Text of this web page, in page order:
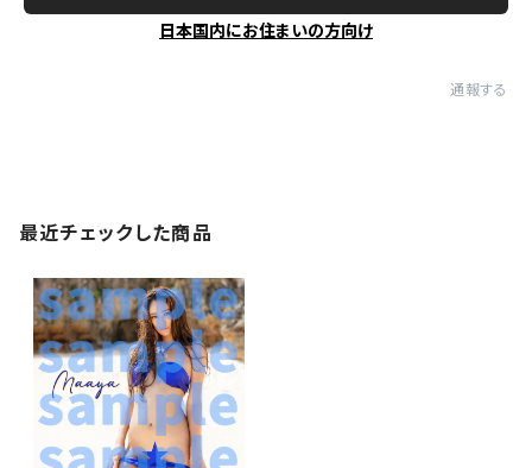
日本国内にお住まいの方向け
通報する
最近チェックした商品